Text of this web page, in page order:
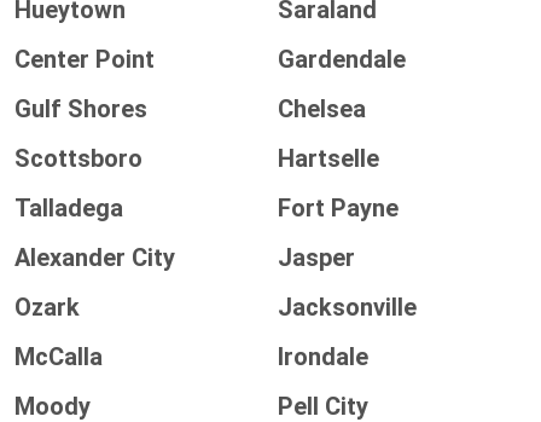
Hueytown
Saraland
Center Point
Gardendale
Gulf Shores
Chelsea
Scottsboro
Hartselle
Talladega
Fort Payne
Alexander City
Jasper
Ozark
Jacksonville
McCalla
Irondale
Moody
Pell City